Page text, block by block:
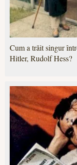
Cum a trăit singur
Hitler, Rudolf Hess?